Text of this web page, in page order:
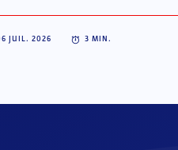
JUIL. 2026 3 MIN.